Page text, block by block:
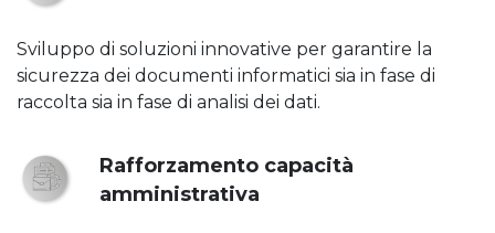
Sviluppo di soluzioni innovative per garantire la
sicurezza dei documenti informatici sia in fase di
raccolta sia in fase di analisi dei dati.
Rafforzamento capacità
amministrativa